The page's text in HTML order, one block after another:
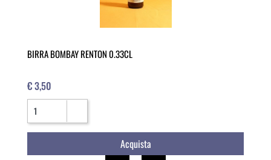
BIRRA BOMBAY RENTON 0.33CL
€ 3,50
Quantità
Acquista